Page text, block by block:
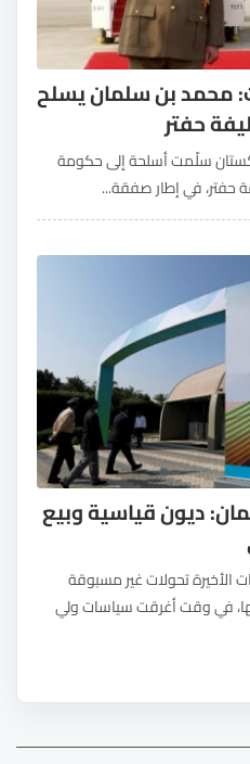
محمد بن سلمان يسلح
حفتر
سلّمت أسلحة إلى حكومة
حفتر، في إطار صفقة...
ديون قياسية وبيع
تحولات غير مسبوقة
في وقت أغرقت سياسات ولي